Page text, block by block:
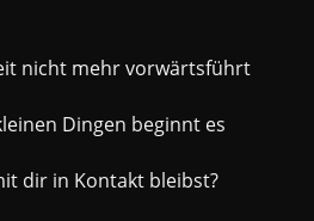
nicht mehr vorwärtsführt
Dingen beginnt es
dir in Kontakt bleibst?